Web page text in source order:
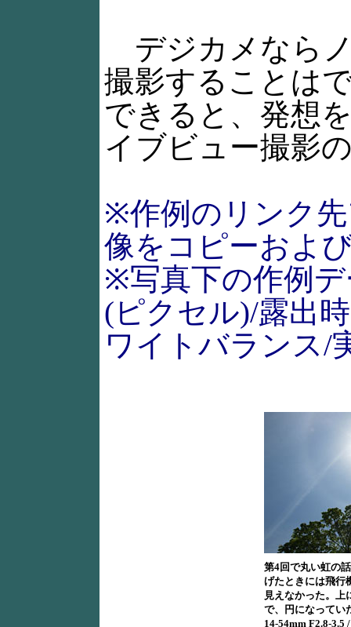
デジカメなら
撮影することは
できると、発想
イブビュー撮影
※作例のリンク先
像をコピーおよ
※写真下の作例
(ピクセル)/露出
ワイトバランス/
第4回で丸い虹の
げたときには飛行
見えなかった。上
で、円になってい
14-54mm F2.8-3.5